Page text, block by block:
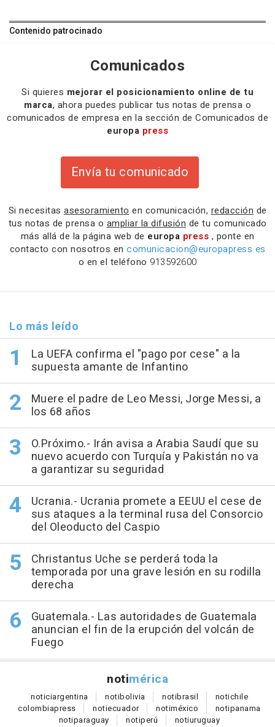
Contenido patrocinado
Comunicados
Si quieres mejorar el posicionamiento online de tu
marca, ahora puedes publicar tus notas de prensa o
comunicados de empresa en la sección de Comunicados de
europa press
Envía tu comunicado
Si necesitas asesoramiento en comunicación, redacción de
tus notas de prensa o ampliar la difusión de tu comunicado
más allá de la página web de europa press , ponte en
contacto con nosotros en comunicacion@europapress.es
o en el teléfono 913592600
Lo más leído
La UEFA confirma el "pago por cese" a la
supuesta amante de Infantino
Muere el padre de Leo Messi, Jorge Messi, a
los 68 años
O.Próximo.- Irán avisa a Arabia Saudí que su
nuevo acuerdo con Turquía y Pakistán no va
a garantizar su seguridad
Ucrania.- Ucrania promete a EEUU el cese de
sus ataques a la terminal rusa del Consorcio
del Oleoducto del Caspio
Christantus Uche se perderá toda la
temporada por una grave lesión en su rodilla
derecha
Guatemala.- Las autoridades de Guatemala
anuncian el fin de la erupción del volcán de
Fuego
notimérica
noticiargentina notibolivia notibrasil notichile
colombiapress notiecuador notiméxico notipanama
notiparaguay notiperú notiuruguay